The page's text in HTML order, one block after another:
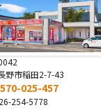
野市稲田2-7-43
025-457
254-5778